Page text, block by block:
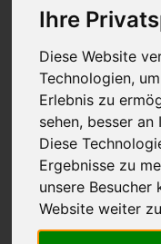
Ihre
Diese Website
Technologien,
Erlebnis zu
sehen, besser an
Diese
Ergebnisse zu
unsere Besucher
Website weiter
Ganzheitliche
Lexika
• Bücher
• Praxis/Beratung
Meine
Meine
Bausteine
Erstgespräch
Honorar für
• Newsletter/
Newsletter
Downloads